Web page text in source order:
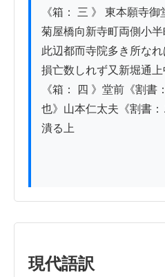
《箱： 三 》 東本願寺
菊屋橋向新寺町両側小半
此辺都而寺院多き所な
損亡数しれず又新堀通
《箱： 四 》堂前《割書
也》山本仁太夫《割書
潰る上
現代語訳